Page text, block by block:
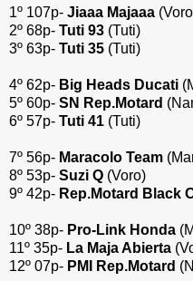
1º 107p- Jiaaa Majaaa
2º 68p- Tuti 93 (Tuti)
3º 63p- Tuti 35 (Tuti)
4º 62p- Big Heads Ducati
5º 60p- SN Rep.Motard
6º 57p- Tuti 41 (Tuti)
7º 56p- Maracolo Team
8º 53p- Suzi Q (Voro)
9º 42p- Rep.Motard Black
10º 38p- Pro-Link Honda
11º 35p- La Maja Abierta
12º 07p- PMI Rep.Motard